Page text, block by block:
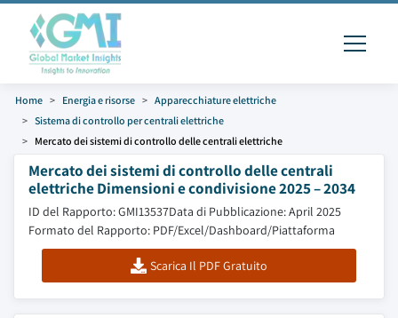
Home Energia e risorse
Apparecchiature elettriche
Sistema di controllo per centrali elettriche
Mercato dei sistemi di controllo delle centrali elettriche
Mercato dei sistemi di controllo delle centrali
elettriche Dimensioni e condivisione 2025 – 2034
ID del Rapporto: GMI13537Data di Pubblicazione: April 2025
Formato del Rapporto: PDF/Excel/Dashboard/Piattaforma
Scarica Il PDF Gratuito